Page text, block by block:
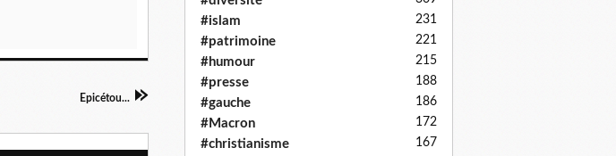
Epicétou...
#islam 231
#patrimoine 221
#humour 215
#presse 188
#gauche 186
#Macron 172
#christianisme 167